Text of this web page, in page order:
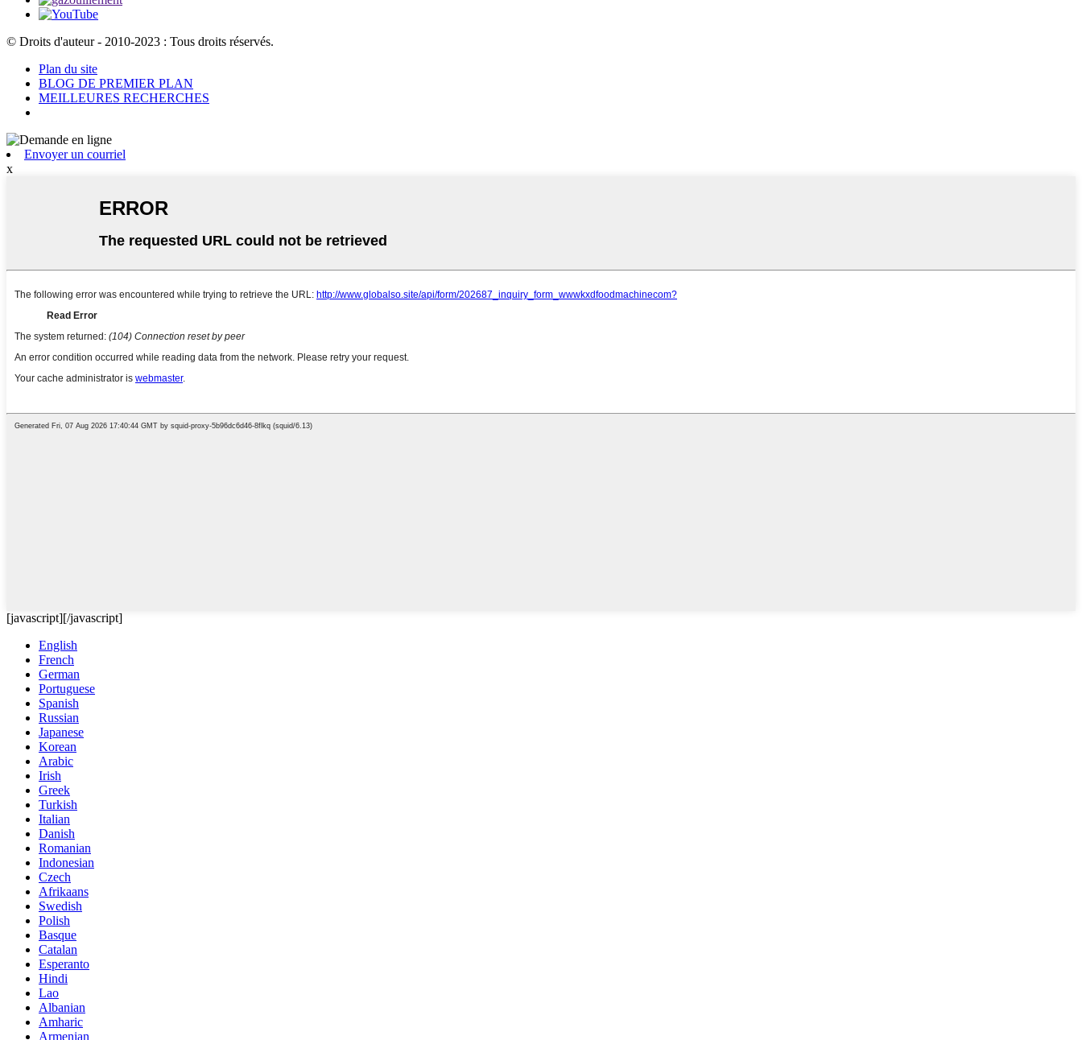
© Droits d'auteur - 2010-2023 : Tous droits réservés.
Plan du site
BLOG DE PREMIER PLAN
MEILLEURES RECHERCHES
Envoyer un courriel
x
[javascript][/javascript]
English
French
German
Portuguese
Spanish
Russian
Japanese
Korean
Arabic
Irish
Greek
Turkish
Italian
Danish
Romanian
Indonesian
Czech
Afrikaans
Swedish
Polish
Basque
Catalan
Esperanto
Hindi
Lao
Albanian
Amharic
Armenian